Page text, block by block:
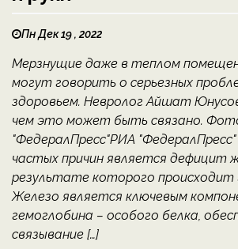
Пн Дек 19 , 2022
Мерзнущие даже в теплом
могут говорить о серьезных
здоровьем. Невролог Айшат
чем это может быть связано.
"ФедералПресс"РИА
частых причин является дефицит
результате которого происходит
Железо является ключевым
гемоглобина – особого белка,
связывание […]